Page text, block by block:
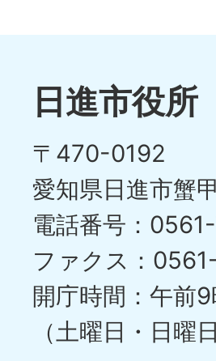
日進市役所
〒470-0192
愛知県日進市蟹
電話番号：
ファクス：
開庁時間：午前
（土曜日・日曜